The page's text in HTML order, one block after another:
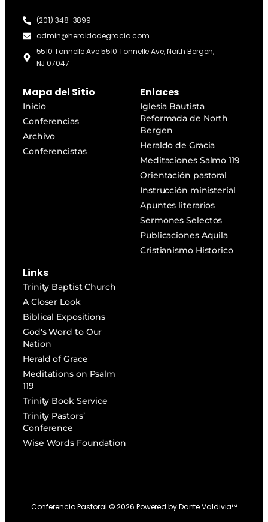
(201) 348-3899
admin@heraldodegracia.com
5510 Tonnelle Ave 5510 Tonnelle Ave, North Bergen,
NJ 07047
Mapa del Sitio
Inicio
Conferencias
Archivo
Conferencistas
Enlaces
Iglesia Bautista
Reformada de North
Bergen
Heraldo de Gracia
Meditaciones Salmo 119
Orientación pastoral
Instrucción ministerial
Apuntes literarios
Sermones Selectos
Publicaciones Aquila
Cristianismo Historico
Links
Trinity Baptist Church
A Closer Look
Biblical Expositions
God's Word to Our
Nation
Herald of Grace
Meditations on Psalm
119
Trinity Book Service
Trinity Pastors’
Conference
Wise Words Foundation
Conferencia Pastoral ©2026 Powered byDante Valdivia™